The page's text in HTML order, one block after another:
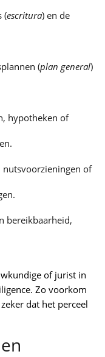
(escritura) en de
(plan general)
hypotheken of
nutsvoorzieningen of
bereikbaarheid,
of jurist in
Zo voorkom
dat het perceel